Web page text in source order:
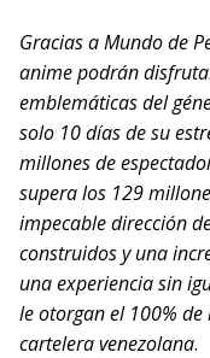
Gracias a Mundo de
anime podrán
emblemáticas del
solo 10 días de su
millones de
supera los 129
impecable dirección
construidos y una
una experiencia sin
le otorgan el 100% de
cartelera venezolana.